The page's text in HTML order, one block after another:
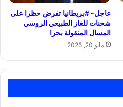
عاجل- #بريطانيا تفرض حظرا على
شحنات للغاز الطبيعي الروسي
المسال المنقولة بحرا
مايو 20, 2026